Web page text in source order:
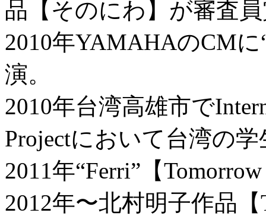
品【そのにわ】が審査
2010年YAMAHAのCMに
演。
2010年台湾高雄市で
Projectにおいて台湾の
2011年“Ferri”【
2012年〜北村明子作品